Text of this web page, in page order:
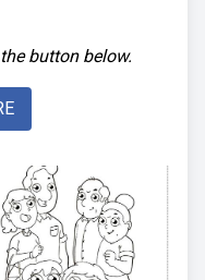
button below.